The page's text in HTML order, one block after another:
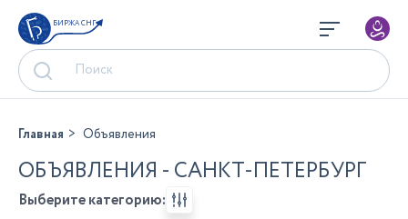
БИРЖА СНГ
Главная Объявления
ОБЪЯВЛЕНИЯ - САНКТ-ПЕТЕРБУРГ
Выберите категорию: